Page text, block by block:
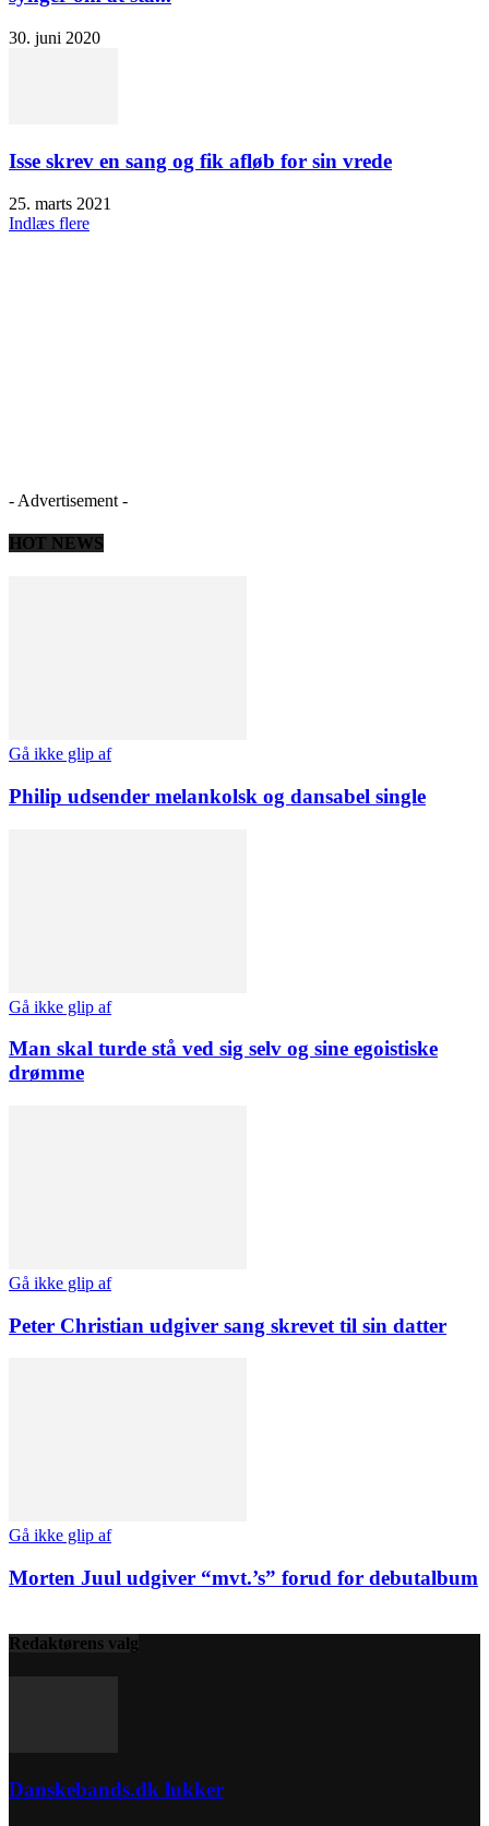
30. juni 2020
Isse skrev en sang og fik afløb for sin vrede
25. marts 2021
Indlæs flere
- Advertisement -
HOT NEWS
Gå ikke glip af
Philip udsender melankolsk og dansabel single
Gå ikke glip af
Man skal turde stå ved sig selv og sine egoistiske
drømme
Gå ikke glip af
Peter Christian udgiver sang skrevet til sin datter
Gå ikke glip af
Morten Juul udgiver “mvt.’s” forud for debutalbum
Redaktørens valg
Danskebands.dk lukker